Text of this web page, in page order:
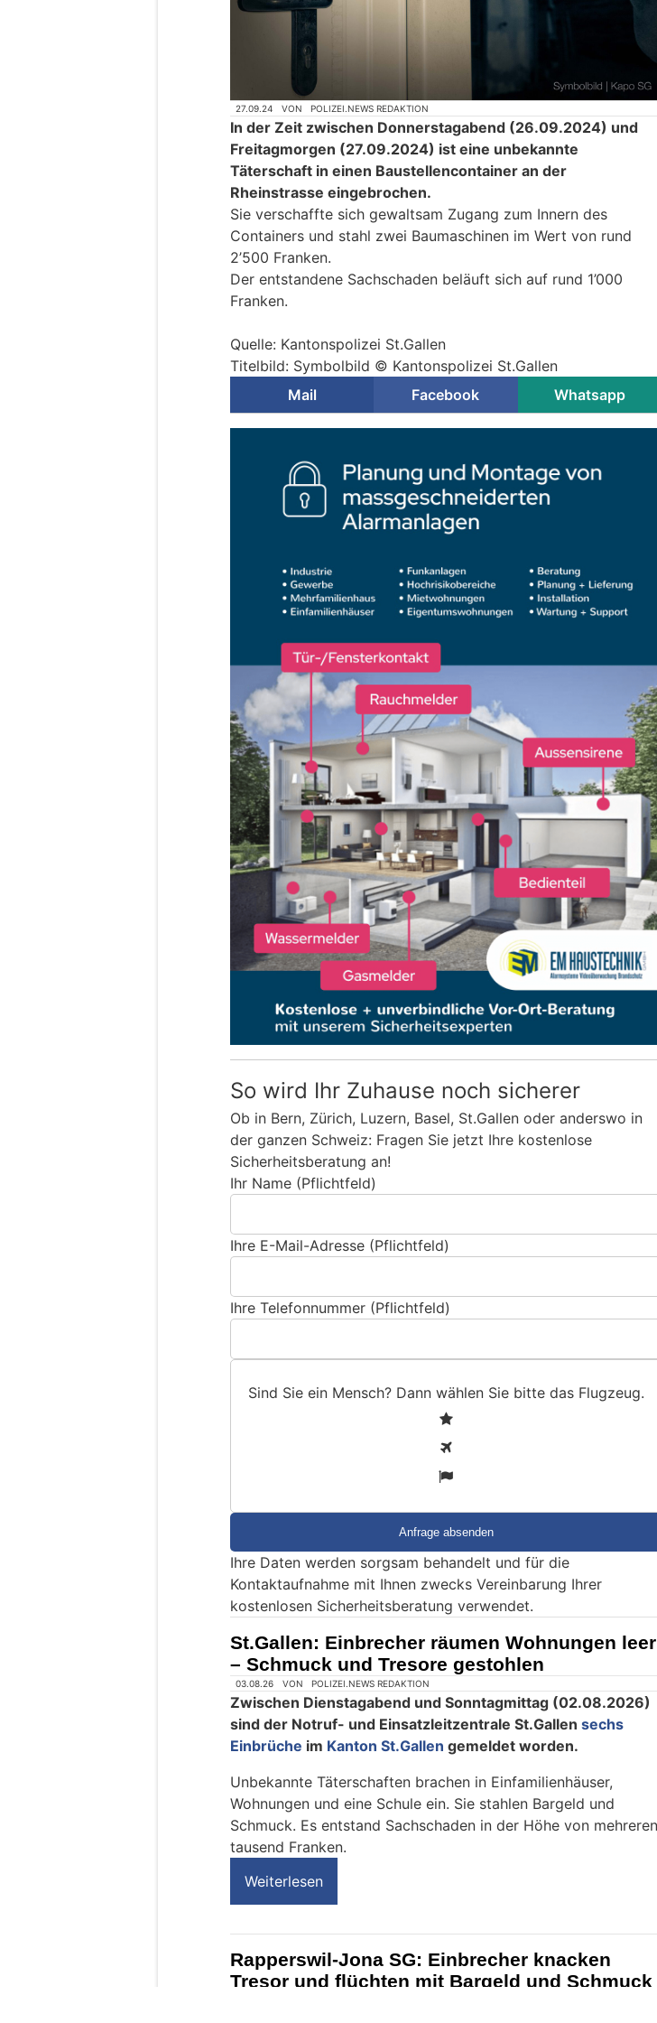
27.09.24 VON POLIZEI.NEWS REDAKTION
In der Zeit zwischen Donnerstagabend (26.09.2024) und
Freitagmorgen (27.09.2024) ist eine unbekannte
Täterschaft in einen Baustellencontainer an der
Rheinstrasse eingebrochen.
Sie verschaffte sich gewaltsam Zugang zum Innern des
Containers und stahl zwei Baumaschinen im Wert von rund
2’500 Franken.
Der entstandene Sachschaden beläuft sich auf rund 1’000
Franken.
Quelle: Kantonspolizei St.Gallen
Titelbild: Symbolbild © Kantonspolizei St.Gallen
Mail
Facebook Whatsapp
So wird Ihr Zuhause noch sicherer
Ob in Bern, Zürich, Luzern, Basel, St.Gallen oder anderswo in
der ganzen Schweiz: Fragen Sie jetzt Ihre kostenlose
Sicherheitsberatung an!
Ihr Name (Pflichtfeld)
Ihre E-Mail-Adresse (Pflichtfeld)
Ihre Telefonnummer (Pflichtfeld)
Sind Sie ein Mensch? Dann wählen Sie bitte das Flugzeug.
e
i
n
e
n
s
h
D
a
n
n
ä
l
e
n
Ihre Daten werden sorgsam behandelt und für die
Kontaktaufnahme mit Ihnen zwecks Vereinbarung Ihrer
kostenlosen Sicherheitsberatung verwendet.
St.Gallen: Einbrecher räumen Wohnungen leer
– Schmuck und Tresore gestohlen
03.08.26
Zwischen Dienstagabend und Sonntagmittag (02.08.2026)